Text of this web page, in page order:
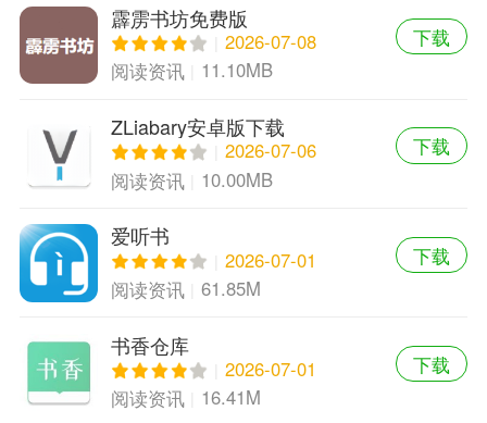
霹雳书坊免费版
2026-07-08
阅读资讯
11.10MB
下载
ZLiabary安卓版下载
2026-07-06
阅读资讯
10.00MB
下载
爱听书
2026-07-01
阅读资讯
61.85M
下载
书香仓库
2026-07-01
阅读资讯
16.41M
下载